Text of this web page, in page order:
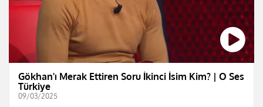
Gökhan'ı Merak Ettiren Soru İkinci İsim Kim? | O Ses
Türkiye
09/03/2025